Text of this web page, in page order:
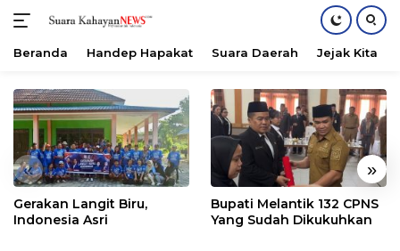
konten
Beranda Handep Hapakat Suara Daerah Jejak Kita
« »
Gerakan Langit Biru,
Indonesia Asri
Bupati Melantik 132 CPNS
Yang Sudah Dikukuhkan